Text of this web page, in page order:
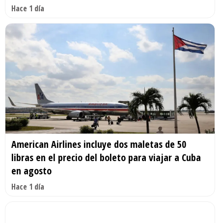
Hace 1 día
American Airlines incluye dos maletas de 50
libras en el precio del boleto para viajar a Cuba
en agosto
Hace 1 día